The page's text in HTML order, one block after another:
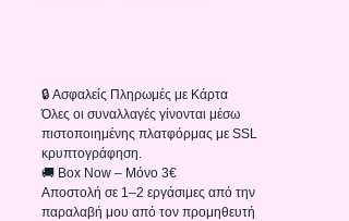
🔒 Ασφαλείς Πληρωμές με Κάρτα
Όλες οι συναλλαγές γίνονται μέσω
πιστοποιημένης πλατφόρμας με SSL
κρυπτογράφηση.
🚚 Box Now – Μόνο 3€
Αποστολή σε 1–2 εργάσιμες από την
παραλαβή μου από τον προμηθευτή